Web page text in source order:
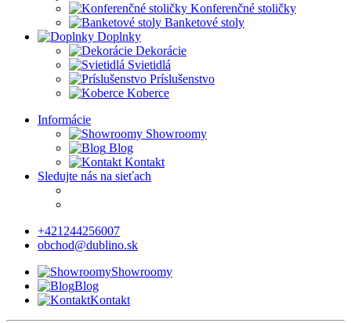
Konferenčné stoličky
Banketové stoly
Doplnky
Dekorácie
Svietidlá
Príslušenstvo
Koberce
Informácie
Showroomy
Blog
Kontakt
Sledujte nás na sieťach
+421244256007
obchod@dublino.sk
Showroomy
Blog
Kontakt